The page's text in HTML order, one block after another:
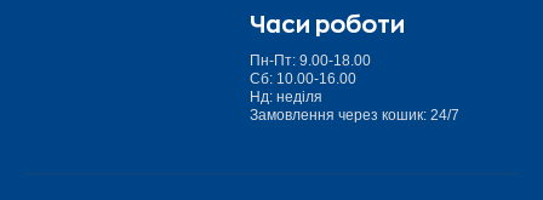
Часи роботи
Пн-Пт: 9.00-18.00
Сб: 10.00-16.00
Нд: неділя
Замовлення через кошик: 24/7